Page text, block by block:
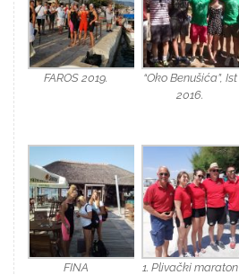
FAROS 2019.
“Oko Benušića”, Ist
2016.
FINA 1. Plivački maraton